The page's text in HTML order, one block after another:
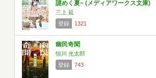
謎めく夏~ (メディアワークス文庫)
三上 延
登録
1321
幽民奇聞
恒川 光太郎
登録
743